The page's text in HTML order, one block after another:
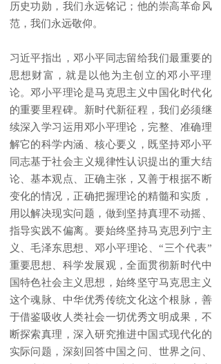
历史功勋，我们永远铭记；他的崇高革命风
范，我们永远敬仰。
习近平指出，邓小平同志留给我们最重要的
思想财富，就是以他为主创立的邓小平理
论。邓小平理论是马克思主义中国化时代化
的重要里程碑。新时代新征程，我们必须继
续深入学习运用邓小平理论，完整、准确理
解它的科学内涵、核心要义，既坚持邓小平
同志基于社会主义规律性认识提出的重大结
论、基本观点、正确主张，又善于根据不断
变化的情况，正确把握理论的精髓和实质，
用以解决现实问题，做到坚持真理不动摇、
指导实践不偏离。要始终坚持马克思列宁主
义、毛泽东思想、邓小平理论、“三个代表”
重要思想、科学发展观，全面贯彻新时代中
国特色社会主义思想，始终坚守马克思主义
这个魂脉、中华优秀传统文化这个根脉，善
于借鉴吸收人类社会一切优秀文明成果，不
断探索真理，深入研究推进中国式现代化的
实际问题，深刻回答中国之问、世界之问、